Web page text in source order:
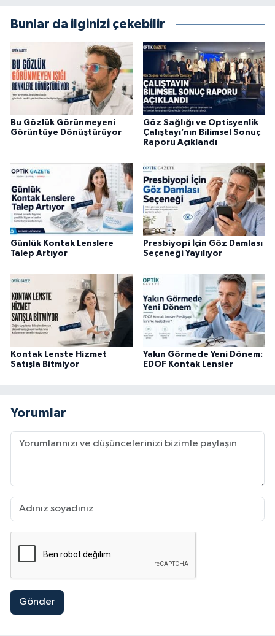
Bunlar da ilginizi çekebilir
Bu Gözlük Görünmeyeni
Görüntüye Dönüştürüyor
Göz Sağlığı ve Optisyenlik
Çalıştayı’nın Bilimsel Sonuç
Raporu Açıklandı
Günlük Kontak Lenslere
Talep Artıyor
Presbiyopi İçin Göz Damlası
Seçeneği Yayılıyor
Kontak Lenste Hizmet
Satışla Bitmiyor
Yakın Görmede Yeni Dönem:
EDOF Kontak Lensler
Yorumlar
Gönder